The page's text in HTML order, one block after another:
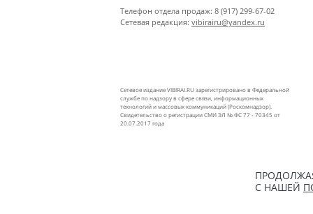
Телефон отдела продаж: 8 (917) 299-67-02
Сетевая редакция: vibirairu@yandex.ru
Сетевое издание VIBIRAI.RU зарегистрировано в Федеральной
службе по надзору в сфере связи, информационных
технологий и массовых коммуникаций (Роскомнадзор).
Свидетельство о регистрации СМИ ЭЛ № ФС 77 - 70345 от
20.07.2017 года
С НАШЕЙ